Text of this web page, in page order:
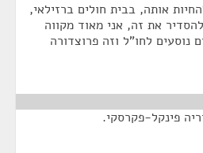
אותה, בבית חולים ברזילאי,
את זה, אני מאוד מקווה
נוסעים לחו"ל וזה פרוצדורה
פינקל-פקרסקי.